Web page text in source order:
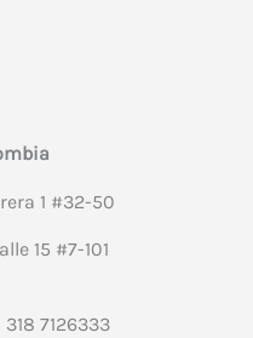
1 #32-50
15 #7-101
7126333